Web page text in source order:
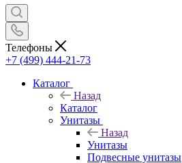
Телефоны
+7 (499) 444-21-73
Каталог
Назад
Каталог
Унитазы
Назад
Унитазы
Подвесные унитазы